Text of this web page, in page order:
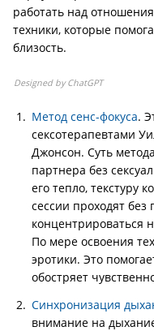
работать над
техники, которые
близость.
Designed by ChatGPT
Метод сенс-фокуса.
сексотерапевтами
Джонсон. Суть
партнера без
его тепло, текстуру
сессии проходят без
концентрироваться
По мере освоения
эротики. Это
обостряет
Синхронизация
внимание на